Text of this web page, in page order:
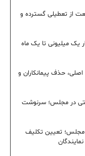
از تعطیلی گسترده و
یک میلیونی تا یک ماه
حذف پیمانکاران و
در مجلس؛ سرنوشت
مجلس؛ تعیین تکلیف